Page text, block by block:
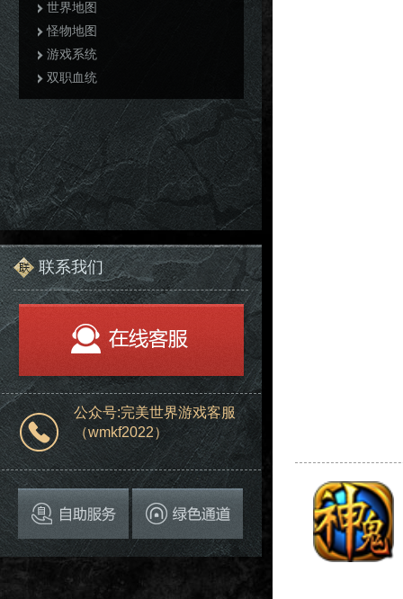
世界地图
怪物地图
游戏系统
双职血统
联系我们
公众号:完美世界游戏客服
（wmkf2022）